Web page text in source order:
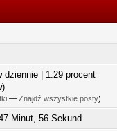
dziennie | 1.29 procent
— Znajdź wszystkie posty)
Minut, 56 Sekund